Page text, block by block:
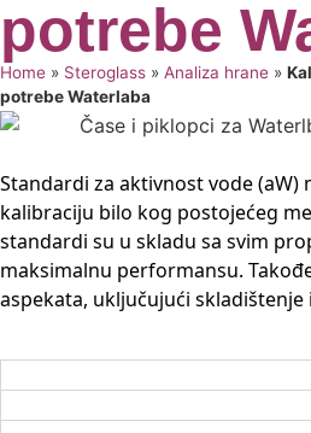
potrebe
Home » Steroglass » Analiza hrane »
potrebe Waterlaba
Standardi za aktivnost vode (aW)
kalibraciju bilo kog postojećeg
standardi su u skladu sa svim
maksimalnu performansu.
aspekata, uključujući